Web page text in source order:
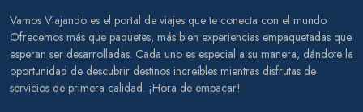
Vamos Viajando es el portal de viajes que te conecta con el mundo.
Ofrecemos más que paquetes, más bien experiencias empaquetadas que
esperan ser desarrolladas. Cada uno es especial a su manera, dándote la
oportunidad de descubrir destinos increíbles mientras disfrutas de
servicios de primera calidad. ¡Hora de empacar!